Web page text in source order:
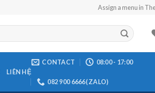
Assign a menu in
LIÊN HỆ
CONTACT 08:00 - 17:00
082 900 6666( ZALO)